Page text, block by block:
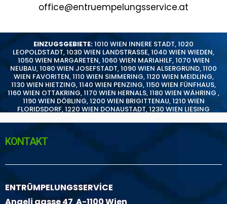
office@entruempelungsservice.at
EINZUGSGEBIETE:1010 WIEN INNERE STADT,1020
LEOPOLDSTADT,1030 WIEN LANDSTRASSE,1040 WIEN WIEDEN,
1050 WIEN MARGARETEN,1060 WIEN MARIAHILF,1070 WIEN
NEUBAU,1080 WIEN JOSEFSTADT,1090 WIEN ALSERGRUND,1100
WIEN FAVORITEN,1110 WIEN SIMMERING,1120 WIEN MEIDLING,
1130 WIEN HIETZING,1140 WIEN PENZING,1150 WIEN FÜNFHAUS,
1160 WIEN OTTAKRING,1170 WIEN HERNALS,1180 WIEN WÄHRING ,
1190 WIEN DÖBLING,1200 WIEN BRIGITTENAU,1210 WIEN
FLORIDSDORF,1220 WIEN DONAUSTADT,1230 WIEN LIESING
KONTAKT
ENTRÜMPELUNGSSERVİCE
Angeli gasse 47 A-1100 Wien